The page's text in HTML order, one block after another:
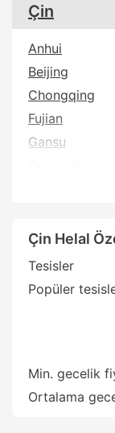
Çin
Anhui
Beijing
Chongqing
Fujian
Gansu
Hainan
Hebei
Heilongjiang
Inner
Jiangsu
Çin Helal
Tesisler
Popüler
Min. gecelik
Ortalama